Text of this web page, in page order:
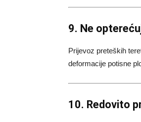
9. Ne
Prijevoz preteških
deformacije potisne
10. Redovito